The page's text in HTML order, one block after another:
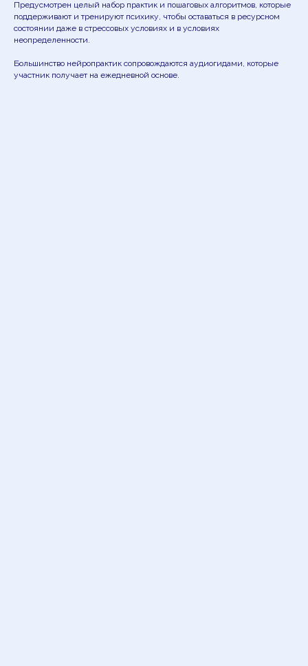
Предусмотрен целый набор практик и пошаговых алгоритмов, которые
поддерживают и тренируют психику, чтобы оставаться в ресурсном
состоянии даже в стрессовых условиях и в условиях
неопределенности.
Большинство нейропрактик сопровождаются аудиогидами, которые
участник получает на ежедневной основе.